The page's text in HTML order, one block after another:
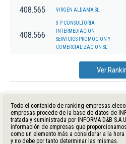
408.565 VIRGEN ALDAMA SL.
408.566
3 P CONSULTORIA
INTERMEDIACION
SERVICIOS PROMOCION Y
COMERCIALIZACION SL
Ver
Todo el contenido de ranking-
empresas procede de la base de datos de
tratada y suministrada por INFORMA D&B
información de empresas que
como un elemento más a considerar a la
y no debe por tanto determinar las mismas.